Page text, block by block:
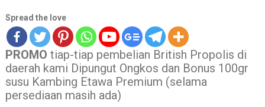
Spread the love
PROMO tiap-tiap pembelian British Propolis di
daerah kami Dipungut Ongkos dan Bonus 100gr
susu Kambing Etawa Premium (selama
persediaan masih ada)